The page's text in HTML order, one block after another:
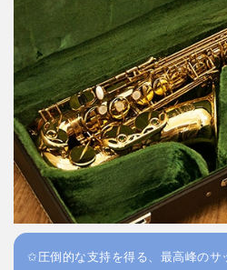
✩圧倒的な支持を得る、最高峰のサ